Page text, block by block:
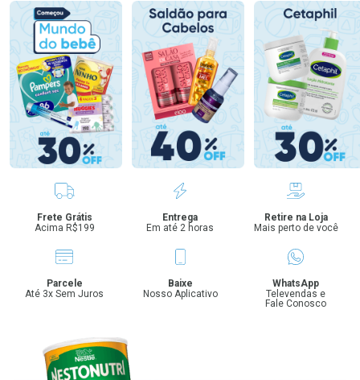
Benefícios
Frete Grátis
Acima R$199
Entrega
Em até 2 horas
Retire na Loja
Mais perto de você
Parcele
Até 3x Sem Juros
Baixe
Nosso Aplicativo
WhatsApp
Televendas e
Fale Conosco